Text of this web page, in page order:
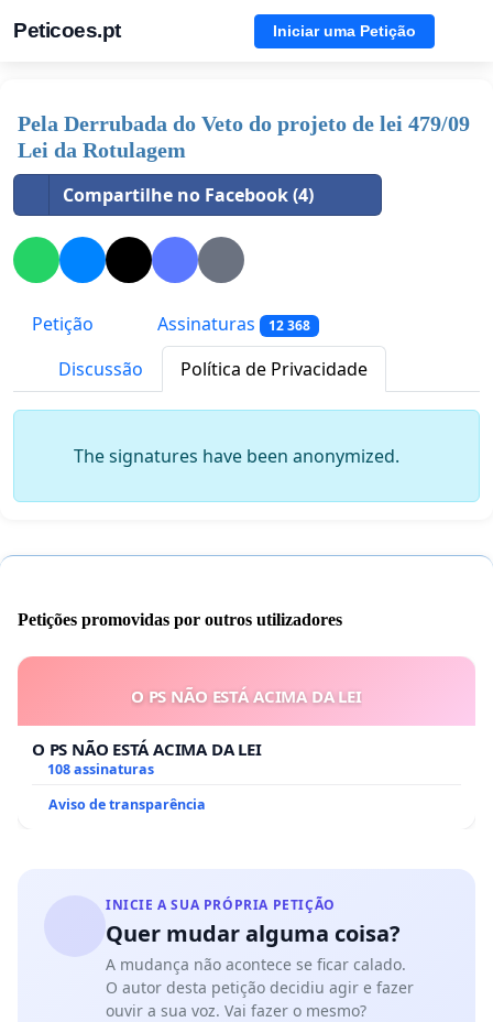
Peticoes.pt Iniciar uma Petição
Pela Derrubada do Veto do projeto de lei 479/09
Lei da Rotulagem
Compartilhe no Facebook (4)
Petição Assinaturas 12 368
Discussão Política de Privacidade
The signatures have been anonymized.
Petições promovidas por outros utilizadores
O PS NÃO ESTÁ ACIMA DA LEI
O PS NÃO ESTÁ ACIMA DA LEI
108 assinaturas
Aviso de transparência
INICIE A SUA PRÓPRIA PETIÇÃO
Quer mudar alguma coisa?
A mudança não acontece se ficar calado.
O autor desta petição decidiu agir e fazer
ouvir a sua voz. Vai fazer o mesmo?